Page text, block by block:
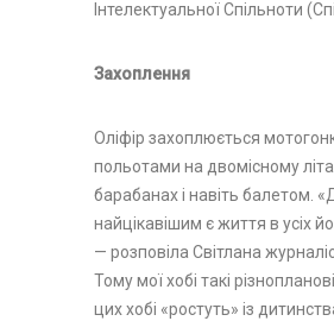
Інтелектуальної Спільноти
Захоплення
Оліфір захоплюється
польотами на двомісному
барабанах і навіть балетом.
найцікавішим є життя в усіх
— розповіла Світлана
Тому мої хобі такі
цих хобі «ростуть» із